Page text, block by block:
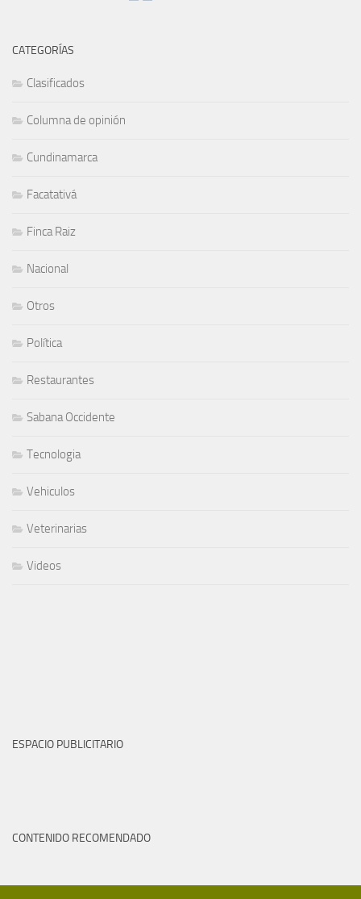
CATEGORÍAS
Clasificados
Columna de opinión
Cundinamarca
Facatativá
Finca Raiz
Nacional
Otros
Política
Restaurantes
Sabana Occidente
Tecnologia
Vehiculos
Veterinarias
Videos
ESPACIO PUBLICITARIO
CONTENIDO RECOMENDADO